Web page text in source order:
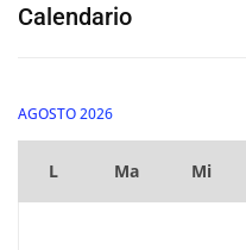
Calendario
AGOSTO 2026
L Ma Mi